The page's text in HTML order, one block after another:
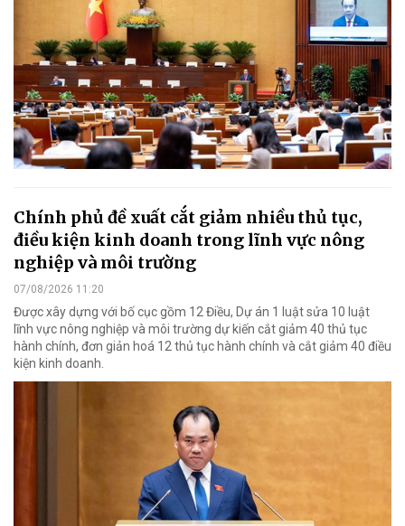
Chính phủ đề xuất cắt giảm nhiều thủ tục,
điều kiện kinh doanh trong lĩnh vực nông
nghiệp và môi trường
07/08/2026 11:20
Được xây dựng với bố cục gồm 12 Điều, Dự án 1 luật sửa 10 luật
lĩnh vực nông nghiệp và môi trường dự kiến cắt giảm 40 thủ tục
hành chính, đơn giản hoá 12 thủ tục hành chính và cắt giảm 40 điều
kiện kinh doanh.